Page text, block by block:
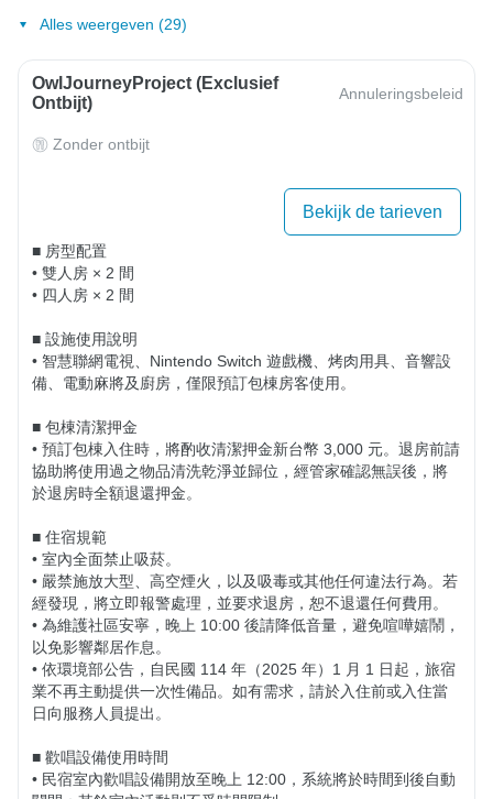
Alles weergeven (29)
OwlJourneyProject (exclusief
Ontbijt)
Annuleringsbeleid
Zonder ontbijt
Bekijk de tarieven
■ 房型配置
• 雙人房 × 2 間
• 四人房 × 2 間
■ 設施使用說明
• 智慧聯網電視、Nintendo Switch 遊戲機、烤肉用具、音響設
備、電動麻將及廚房，僅限預訂包棟房客使用。
■ 包棟清潔押金
• 預訂包棟入住時，將酌收清潔押金新台幣 3,000 元。退房前請
協助將使用過之物品清洗乾淨並歸位，經管家確認無誤後，將
於退房時全額退還押金。
■ 住宿規範
• 室內全面禁止吸菸。
• 嚴禁施放大型、高空煙火，以及吸毒或其他任何違法行為。若
經發現，將立即報警處理，並要求退房，恕不退還任何費用。
• 為維護社區安寧，晚上 10:00 後請降低音量，避免喧嘩嬉鬧，
以免影響鄰居作息。
• 依環境部公告，自民國 114 年（2025 年）1 月 1 日起，旅宿
業不再主動提供一次性備品。如有需求，請於入住前或入住當
日向服務人員提出。
■ 歡唱設備使用時間
• 民宿室內歡唱設備開放至晚上 12:00，系統將於時間到後自動